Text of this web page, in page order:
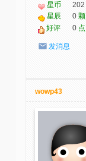
星币
202
星辰
0 颗
好评
0 点
发消息
wowp43